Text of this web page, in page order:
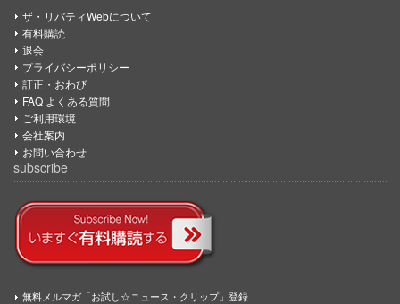
ザ・リバティWebについて
有料購読
退会
プライバシーポリシー
訂正・おわび
FAQ よくある質問
ご利用環境
会社案内
お問い合わせ
subscribe
無料メルマガ「お試し☆ニュース・クリップ」登録